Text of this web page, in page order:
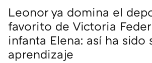
Leonor ya domina el
favorito de Victoria
infanta Elena: así ha sido
aprendizaje